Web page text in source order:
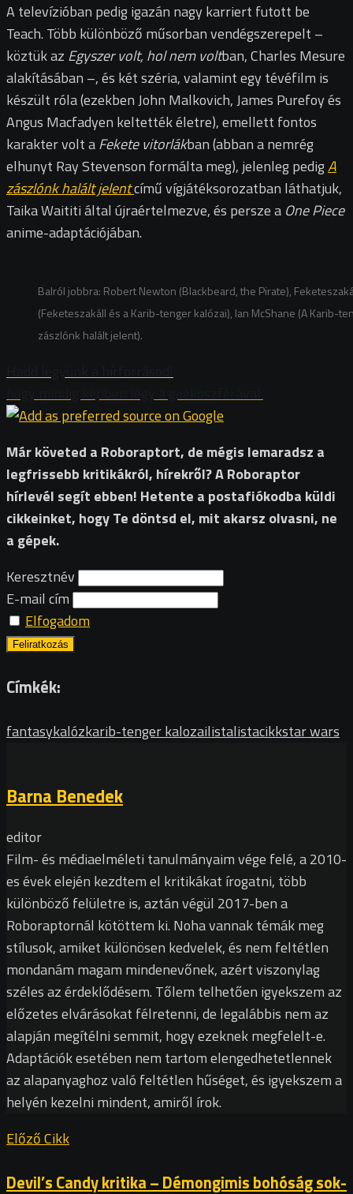
A televízióban pedig igazán nagy karriert futott be
Teach. Több különböző műsorban vendégszerepelt –
köztük az Egyszer volt, hol nem voltban, Charles Mesure
alakításában –, és két széria, valamint egy tévéfilm is
készült róla (ezekben John Malkovich, James Purefoy és
Angus Macfadyen keltették életre), emellett fontos
karakter volt aFekete vitorlákban (abban a nemrég
elhunyt Ray Stevenson formálta meg), jelenleg pedigA
zászlónk halált jelentcímű vígjátéksorozatban láthatjuk,
Taika Waititi által újraértelmezve, és persze a One Piece
anime-adaptációjában.
Balról jobbra: Robert Newton (Blackbeard, the Pirate),
(Feketeszakáll és a Karib-tenger kalózai), Ian McShane (A Karib-
zászlónk halált jelent).
Már követed a Roboraptort, de mégis lemaradsz a
legfrissebb kritikákról, hírekről? A Roboraptor
hírlevél segít ebben! Hetente a postafiókodba küldi
cikkeinket, hogy Te döntsd el, mit akarsz olvasni, ne
a gépek.
Keresztnév
E-mail cím
Elfogadom
Címkék:
fantasykalózkarib-tenger kalozailistalistacikkstar wars
Barna Benedek
editor
Film- és médiaelméleti tanulmányaim vége felé, a 2010-
es évek elején kezdtem el kritikákat írogatni, több
különböző felületre is, aztán végül 2017-ben a
Roboraptornál kötöttem ki. Noha vannak témák meg
stílusok, amiket különösen kedvelek, és nem feltétlen
mondanám magam mindenevőnek, azért viszonylag
széles az érdeklődésem. Tőlem telhetően igyekszem az
előzetes elvárásokat félretenni, de legalábbis nem az
alapján megítélni semmit, hogy ezeknek megfelelt-e.
Adaptációk esetében nem tartom elengedhetetlennek
az alapanyaghoz való feltétlen hűséget, és igyekszem a
helyén kezelni mindent, amiről írok.
Előző Cikk
Devil’s Candy kritika – Démongimis bohóság sok-